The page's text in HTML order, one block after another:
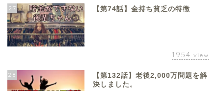
27 【第74話】金持ち貧乏の特徴
1954 view
28
【第132話】老後2,000万問題を解
決しました。